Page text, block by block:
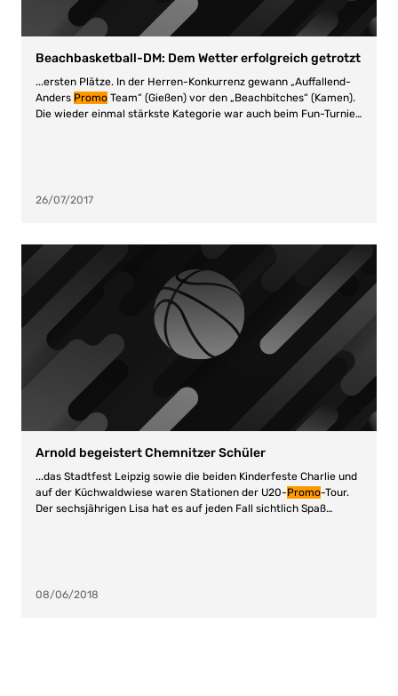
Beachbasketball-DM: Dem Wetter erfolgreich getrotzt
...ersten Plätze. In der Herren-Konkurrenz gewann „Auffallend-
Anders Promo Team“ (Gießen) vor den „Beachbitches“ (Kamen).
Die wieder einmal stärkste Kategorie war auch beim Fun-Turnier
26/07/2017
Arnold begeistert Chemnitzer Schüler
...das Stadtfest Leipzig sowie die beiden Kinderfeste Charlie und
auf der Küchwaldwiese waren Stationen der U20-Promo-Tour.
Der sechsjährigen Lisa hat es auf jeden Fall sichtlich Spaß
08/06/2018